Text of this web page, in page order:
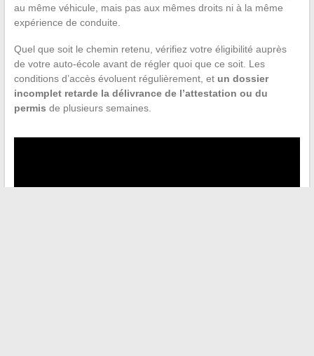
au même véhicule, mais pas aux mêmes droits ni à la même
expérience de conduite.
Quel que soit le chemin retenu, vérifiez votre éligibilité auprès
de votre auto-école avant de régler quoi que ce soit. Les
conditions d’accès évoluent régulièrement, et un dossier
incomplet retarde la délivrance de l’attestation ou du
permis de plusieurs semaines.